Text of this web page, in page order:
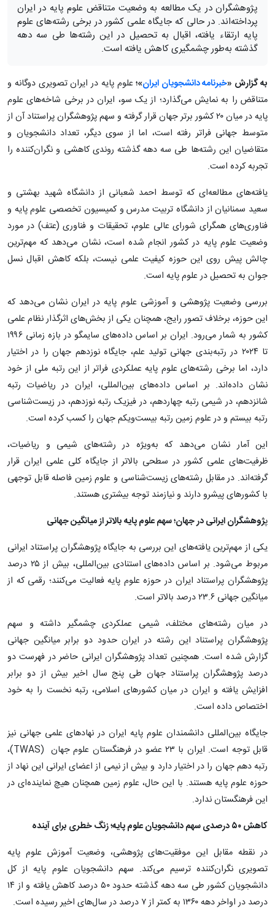
پژوهشگران در یک مطالعه به وضعیت متناقض علوم پایه در ایران
پرداخته‌اند. در حالی که جایگاه علمی کشور در برخی رشته‌های علوم
پایه ارتقاء یافته، اقبال به تحصیل در این رشته‌ها طی سه دهه
گذشته به‌طور چشمگیری کاهش یافته است.
به گزارش «خبرنامه دانشجویان ایران»؛ علوم پایه در ایران تصویری دوگانه و
متناقض را به نمایش می‌گذارد؛ از یک سو، ایران در برخی شاخه‌های علوم
پایه در میان ۲۰ کشور برتر جهان قرار گرفته و سهم پژوهشگران پراستناد آن از
متوسط جهانی فراتر رفته است، اما از سوی دیگر، تعداد دانشجویان و
متقاضیان این رشته‌ها طی سه دهه گذشته روندی کاهشی و نگران‌کننده را
تجربه کرده است.
یافته‌های مطالعه‌ای که توسط احمد شعبانی از دانشگاه شهید بهشتی و
سعید سمنانیان از دانشگاه تربیت مدرس و کمیسیون تخصصی علوم پایه و
فناوری‌های همگرای شورای عالی علوم، تحقیقات و فناوری (عتف) در مورد
وضعیت علوم پایه در کشور انجام شده است، نشان می‌دهد که مهم‌ترین
چالش پیش روی این حوزه کیفیت علمی نیست، بلکه کاهش اقبال نسل
جوان به تحصیل در علوم پایه است.
بررسی وضعیت پژوهشی و آموزشی علوم پایه در ایران نشان می‌دهد که
این حوزه، برخلاف تصور رایج، همچنان یکی از بخش‌های اثرگذار نظام علمی
کشور به شمار می‌رود. ایران بر اساس داده‌های سایمگو در بازه زمانی ۱۹۹۶
تا ۲۰۲۴ در رتبه‌بندی جهانی تولید علم، جایگاه نوزدهم جهان را در اختیار
دارد، اما برخی رشته‌های علوم پایه عملکردی فراتر از این رتبه ملی از خود
نشان داده‌اند. بر اساس داده‌های بین‌المللی، ایران در ریاضیات رتبه
شانزدهم، در شیمی رتبه چهاردهم، در فیزیک رتبه نوزدهم، در زیست‌شناسی
رتبه بیستم و در علوم زمین رتبه بیست‌ویکم جهان را کسب کرده است.
این آمار نشان می‌دهد که به‌ویژه در رشته‌های شیمی و ریاضیات،
ظرفیت‌های علمی کشور در سطحی بالاتر از جایگاه کلی علمی ایران قرار
گرفته‌اند. در مقابل رشته‌های زیست‌شناسی و علوم زمین فاصله قابل توجهی
با کشورهای پیشرو دارند و نیازمند توجه بیشتری هستند.
پژوهشگران ایرانی در جهان؛ سهم علوم پایه بالاتر از میانگین جهانی
یکی از مهم‌ترین یافته‌های این بررسی به جایگاه پژوهشگران پراستناد ایرانی
مربوط می‌شود. بر اساس داده‌های استنادی بین‌المللی، بیش از ۲۵ درصد
پژوهشگران پراستناد ایران در حوزه علوم پایه فعالیت می‌کنند؛ رقمی که از
میانگین جهانی ۲۳.۶ درصد بالاتر است.
در میان رشته‌های مختلف، شیمی عملکردی چشمگیر داشته و سهم
پژوهشگران پراستناد این رشته در ایران حدود دو برابر میانگین جهانی
گزارش شده است. همچنین تعداد پژوهشگران ایرانی حاضر در فهرست دو
درصد پژوهشگران پراستناد جهان طی پنج سال اخیر بیش از دو برابر
افزایش یافته و ایران در میان کشورهای اسلامی، رتبه نخست را به خود
اختصاص داده است.
جایگاه بین‌المللی دانشمندان علوم پایه ایران در نهادهای علمی جهانی نیز
قابل توجه است. ایران با ۲۳ عضو در فرهنگستان علوم جهان (TWAS)،
رتبه دهم جهان را در اختیار دارد و بیش از نیمی از اعضای ایرانی این نهاد از
حوزه علوم پایه هستند. با این حال، علوم زمین همچنان هیچ نماینده‌ای در
این فرهنگستان ندارد.
کاهش ۵۰ درصدی سهم دانشجویان علوم پایه؛ زنگ خطری برای آینده
در نقطه مقابل این موفقیت‌های پژوهشی، وضعیت آموزش علوم پایه
تصویری نگران‌کننده ترسیم می‌کند. سهم دانشجویان علوم پایه از کل
دانشجویان کشور طی سه دهه گذشته حدود ۵۰ درصد کاهش یافته و از ۱۴
درصد در اواخر دهه ۱۳۶۰ به کمتر از ۷ درصد در سال‌های اخیر رسیده است.